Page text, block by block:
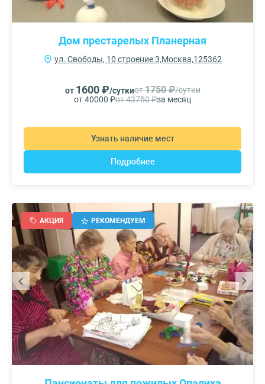
Дом престарелых Планерная
ул. Свободы, 10 строение 3,Москва,125362
от 1600 ₽/суткиот1750 ₽/сутки
от 40000 ₽от 43750 ₽за месяц
Узнать наличие мест
Подробнее
АКЦИЯ РЕКОМЕНДУЕМ